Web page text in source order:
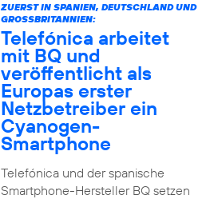
ZUERST IN SPANIEN, DEUTSCHLAND UND
GROSSBRITANNIEN:
Telefónica arbeitet
mit BQ und
veröffentlicht als
Europas erster
Netzbetreiber ein
Cyanogen-
Smartphone
Telefónica und der spanische
Smartphone-Hersteller BQ setzen